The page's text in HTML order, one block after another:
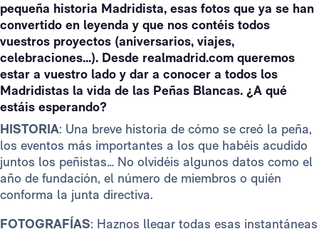
pequeña historia Madridista, esas fotos que ya se han
convertido en leyenda y que nos contéis todos
vuestros proyectos (aniversarios, viajes,
celebraciones...). Desde realmadrid.com queremos
estar a vuestro lado y dar a conocer a todos los
Madridistas la vida de las Peñas Blancas. ¿A qué
estáis esperando?
HISTORIA: Una breve historia de cómo se creó la peña,
los eventos más importantes a los que habéis acudido
juntos los peñistas… No olvidéis algunos datos como el
año de fundación, el número de miembros o quién
conforma la junta directiva.
FOTOGRAFÍAS: Haznos llegar todas esas instantáneas